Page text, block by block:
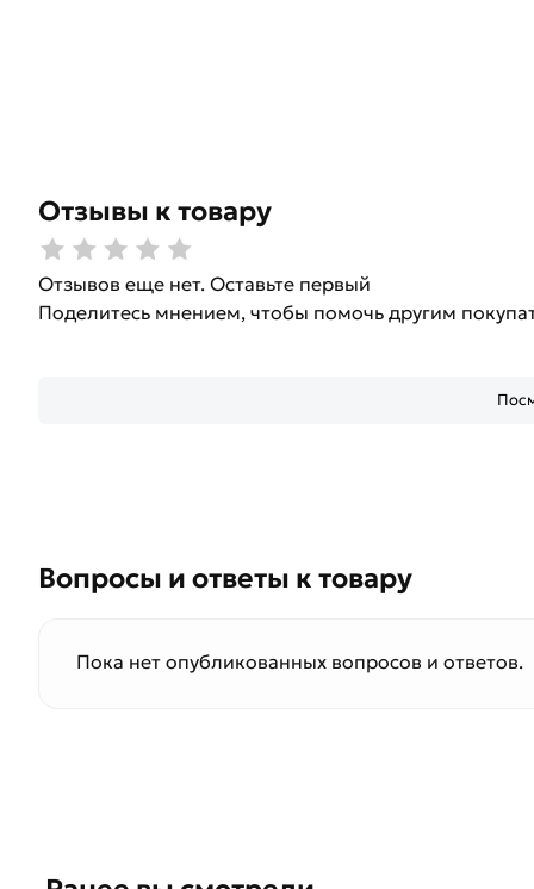
Отзывы к товару
Отзывов еще нет. Оставьте первый
Поделитесь мнением, чтобы помочь другим
Вопросы и ответы к товару
Пока нет опубликованных вопросов и ответов.